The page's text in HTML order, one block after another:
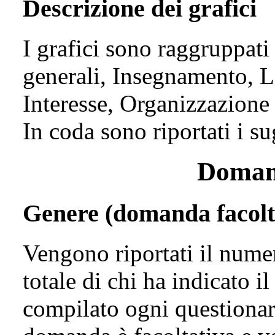
Descrizione dei grafici
I grafici sono
generali, Insegnamento,
Interesse,
In coda sono riportati i
Genere (domanda
Vengono riportati il
totale di chi ha indicato il
compilato ogni